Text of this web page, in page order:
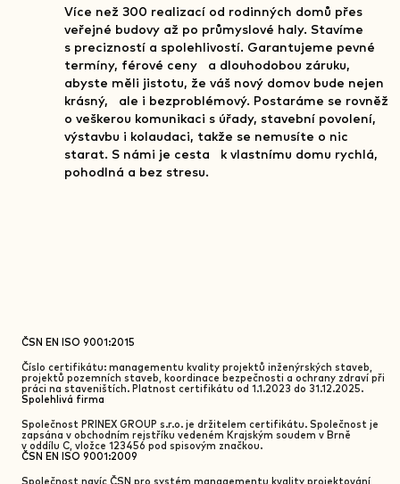
Více než 300 realizací od rodinných domů přes
veřejné budovy až po průmyslové haly. Stavíme
s precizností a spolehlivostí. Garantujeme pevné
termíny, férové ceny a dlouhodobou záruku,
abyste měli jistotu, že váš nový domov bude nejen
krásný, ale i bezproblémový. Postaráme se rovněž
o veškerou komunikaci s úřady, stavební povolení,
výstavbu i kolaudaci, takže se nemusíte o nic
starat. S námi je cesta k vlastnímu domu rychlá,
pohodlná a bez stresu.
ČSN EN ISO 9001:2015
Číslo certifikátu: managementu kvality projektů inženýrských staveb,
projektů pozemních staveb, koordinace bezpečnosti a ochrany zdraví při
práci na staveništích. Platnost certifikátu od 1.1.2023 do 31.12.2025.
Spolehlivá firma
Společnost PRINEX GROUP s.r.o. je držitelem certifikátu. Společnost je
zapsána v obchodním rejstříku vedeném Krajským soudem v Brně
v oddílu C, vložce 123456 pod spisovým značkou.
ČSN EN ISO 9001:2009
Společnost navíc ČSN pro systém managementu kvality projektování